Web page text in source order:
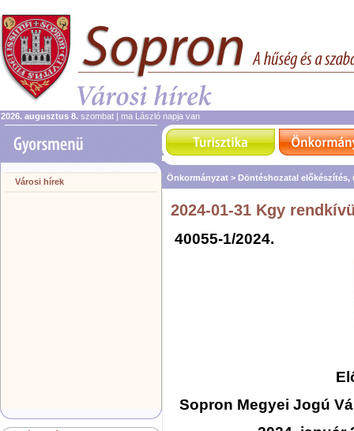
2026. augusztus 8. szombat | ma László napja van
Városi hírek Önkormányzat > Döntéshozatal előkészítés,
2024-01-31 Kgy
40055-1/2024.
Sopron Megyei Jogú